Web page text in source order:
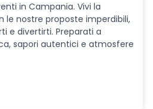
in Campania. Vivi la
le nostre proposte imperdibili,
e divertirti. Preparati a
sapori autentici e atmosfere